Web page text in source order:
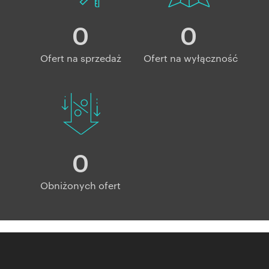
0
Ofert na sprzedaż
0
Ofert na wyłączność
0
Obniżonych ofert